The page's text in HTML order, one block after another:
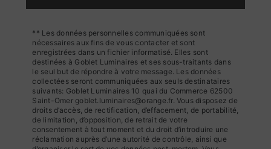
** Les données personnelles communiquées sont
nécessaires aux fins de vous contacter et sont
enregistrées dans un fichier informatisé. Elles sont
destinées à Goblet Luminaires et ses sous-traitants dans
le seul but de répondre à votre message. Les données
collectées seront communiquées aux seuls destinataires
suivants: Goblet Luminaires 10 quai du Commerce 62500
Saint-Omer goblet.luminaires@orange.fr. Vous disposez de
droits d’accès, de rectification, d’effacement, de portabilité,
de limitation, d’opposition, de retrait de votre
consentement à tout moment et du droit d’introduire une
réclamation auprès d’une autorité de contrôle, ainsi que